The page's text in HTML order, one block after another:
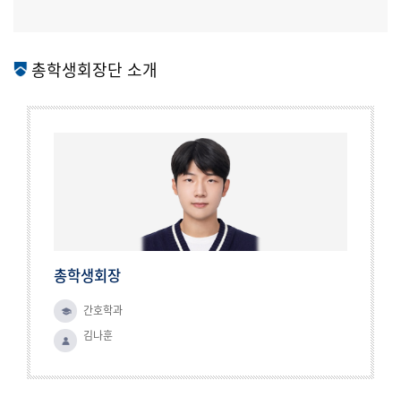
총학생회장단 소개
총학생회장
간호학과
김나훈